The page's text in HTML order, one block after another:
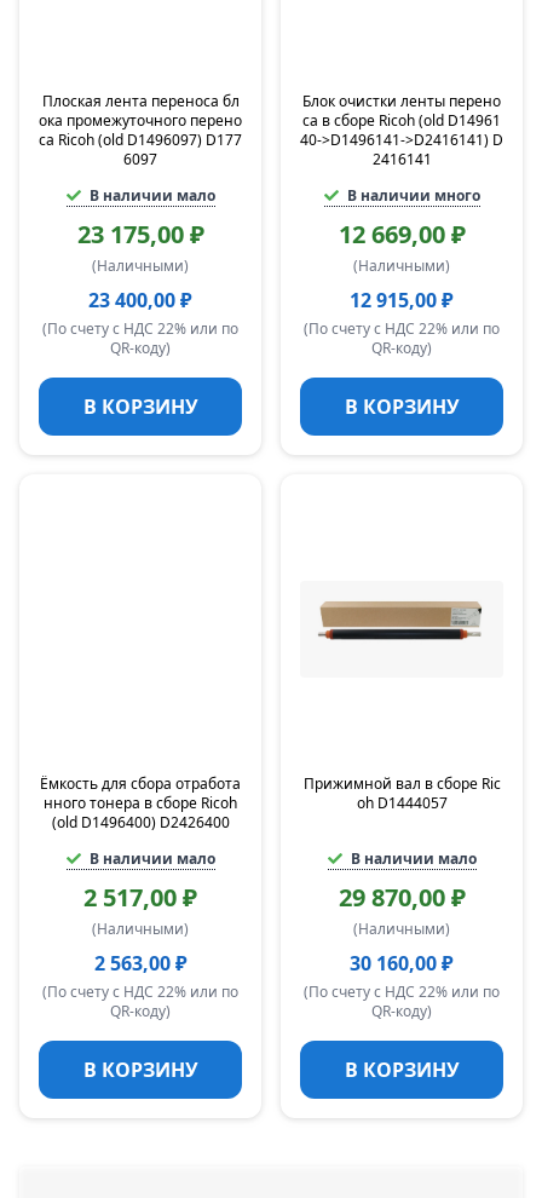
Плоская лента переноса бл
ока промежуточного перено
са Ricoh (old D1496097) D177
6097
В наличии мало
23 175,00 ₽
(Наличными)
23 400,00 ₽
(По счету с НДС 22% или по
QR-коду)
В КОРЗИНУ
Блок очистки ленты перено
са в сборе Ricoh (old D14961
40->D1496141->D2416141) D
2416141
В наличии много
12 669,00 ₽
(Наличными)
12 915,00 ₽
(По счету с НДС 22% или по
QR-коду)
В КОРЗИНУ
Ёмкость для сбора отработа
нного тонера в сборе Ricoh
(old D1496400) D2426400
В наличии мало
2 517,00 ₽
(Наличными)
2 563,00 ₽
(По счету с НДС 22% или по
QR-коду)
В КОРЗИНУ
Прижимной вал в сборе Ric
oh D1444057
В наличии мало
29 870,00 ₽
(Наличными)
30 160,00 ₽
(По счету с НДС 22% или по
QR-коду)
В КОРЗИНУ